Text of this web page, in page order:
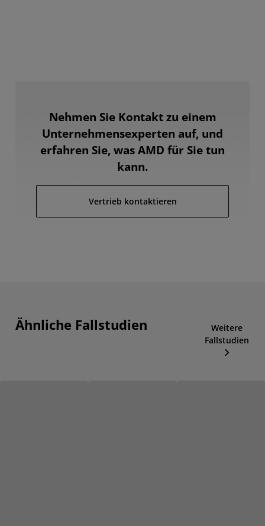
Nehmen Sie Kontakt zu einem
Unternehmensexperten auf, und
erfahren Sie, was AMD für Sie tun
kann.
Vertrieb kontaktieren
Ähnliche Fallstudien
Weitere
Fallstudien